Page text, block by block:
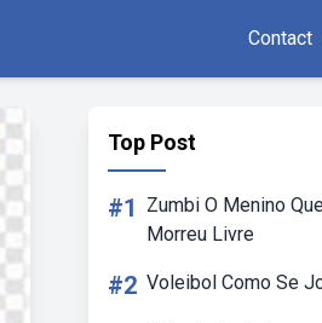
Contact
Top Post
#1
Zumbi O Menino
Morreu Livre
#2 Voleibol Como Se